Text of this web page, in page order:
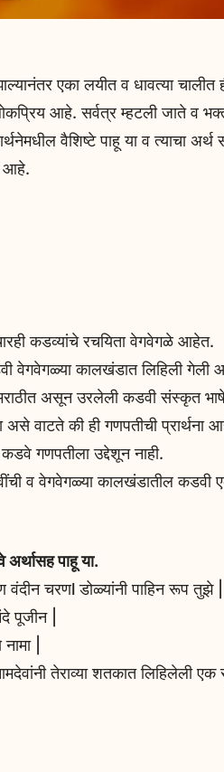
एका लयीत व धावत्या
आहे. सर्वत्र म्हटली जाते व
वैशिष्टे पाहू या व त्याचा
आहे.
कडव्यांचे रचयिता वेगवेगळे आहेत.
वेगवेगळ्या कालखंडात लिहिली गेली
असून उरलेली कडवी संस्कृत
असे वाटते की ही गणपतीची प्रार्थना
गणपतीला उद्देशून नाही.
व वेगवेगळ्या कालखंडातील कडवी
पाहू या.
वंदीन चरणl डोळ्यांनी पाहिन रूप तुझे |
पूजीन |
|
तेराव्या शतकात लिहिलेली